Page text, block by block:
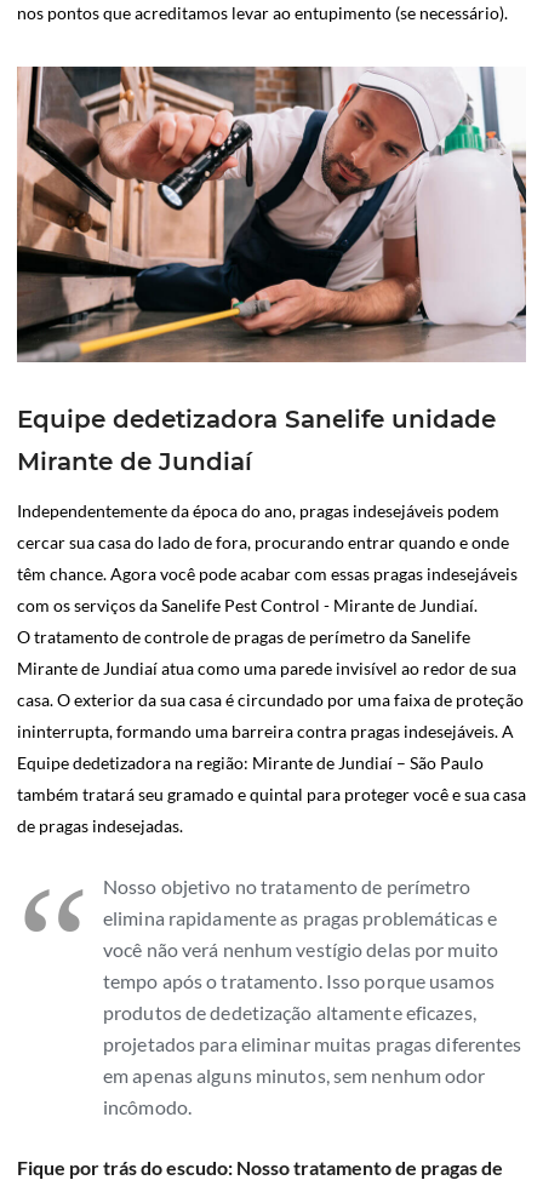
nos pontos que acreditamos levar ao entupimento (se necessário).
Equipe dedetizadora Sanelife unidade
Mirante de Jundiaí
Independentemente da época do ano, pragas indesejáveis podem
cercar sua casa do lado de fora, procurando entrar quando e onde
têm chance. Agora você pode acabar com essas pragas indesejáveis
com os serviços da Sanelife Pest Control - Mirante de Jundiaí.
O tratamento de controle de pragas de perímetro da Sanelife
Mirante de Jundiaí atua como uma parede invisível ao redor de sua
casa. O exterior da sua casa é circundado por uma faixa de proteção
ininterrupta, formando uma barreira contra pragas indesejáveis. A
Equipe dedetizadora na região: Mirante de Jundiaí – São Paulo
também tratará seu gramado e quintal para proteger você e sua casa
de pragas indesejadas.
“
Nosso objetivo no tratamento de perímetro
elimina rapidamente as pragas problemáticas e
você não verá nenhum vestígio delas por muito
tempo após o tratamento. Isso porque usamos
produtos de dedetização altamente eficazes,
projetados para eliminar muitas pragas diferentes
em apenas alguns minutos, sem nenhum odor
incômodo.
Fique por trás do escudo: Nosso tratamento de pragas de